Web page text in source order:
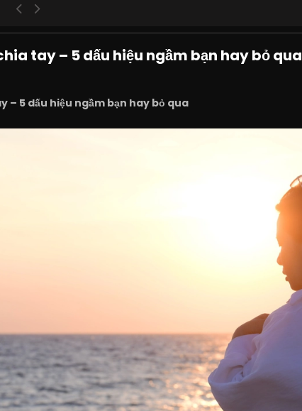
tay – 5 dấu hiệu ngầm bạn hay bỏ qua
– 5 dấu hiệu ngầm bạn hay bỏ qua